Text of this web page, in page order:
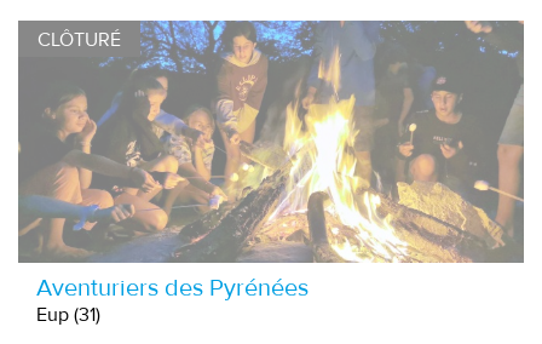
CLÔTURÉ
Aventuriers des Pyrénées
Eup (31)